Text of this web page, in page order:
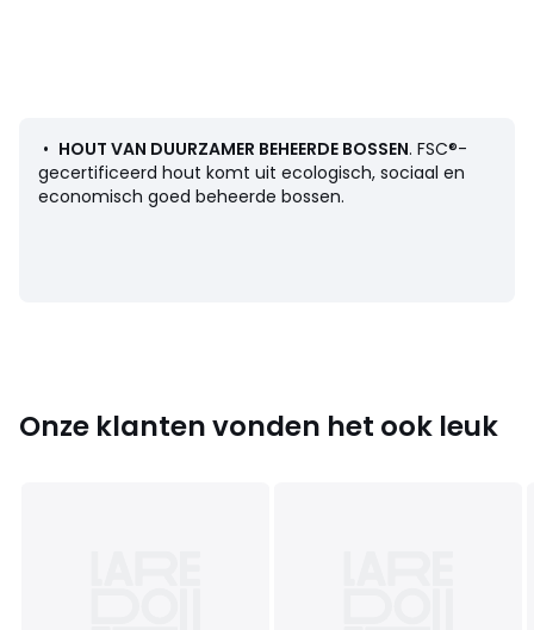
Afmetingen en gewicht van de pakketten
• HOUT VAN DUURZAMER BEHEERDE BOSSEN. FSC®-
gecertificeerd hout komt uit ecologisch, sociaal en
economisch goed beheerde bossen.
Onze klanten vonden het ook leuk